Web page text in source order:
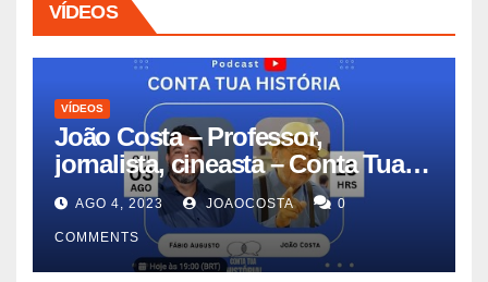
VÍDEOS
VÍDEOS
João Costa – Professor,
jornalista, cineasta – Conta Tua
História #11
AGO 4, 2023 JOAOCOSTA 0
COMMENTS